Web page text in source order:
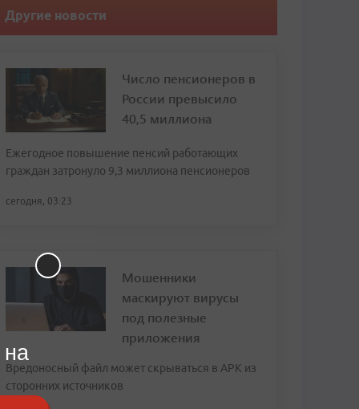
Другие новости
Число пенсионеров в
России превысило
40,5 миллиона
Ежегодное повышение пенсий работающих
граждан затронуло 9,3 миллиона пенсионеров
сегодня, 03:23
Мошенники
маскируют вирусы
под полезные
приложения
Вредоносный файл может скрываться в APK из
сторонних источников